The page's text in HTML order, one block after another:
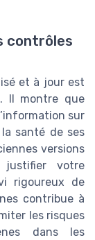
contrôles
et à jour est
Il montre que
sur
santé de ses
versions
votre
rigoureux de
contribue à
les risques
dans les